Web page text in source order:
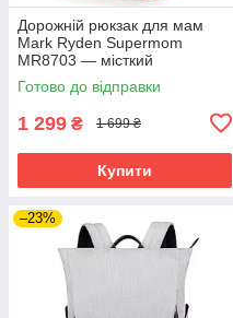
Дорожній рюкзак для мам
Mark Ryden Supermom
MR8703 — місткий
органайзер для подорожей з
дитиною (Червоний)
Готово до відправки
1 299 ₴ 1 699 ₴
Купити
–23%